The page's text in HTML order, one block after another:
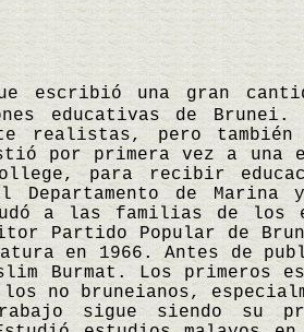
escribió una gran
de Brunei.
realistas, pero
por primera vez a una
para recibir
de
a las familias de
Partido Popular de
en 1966. Antes de
Burmat. Los primeros
no bruneianos,
sigue siendo su